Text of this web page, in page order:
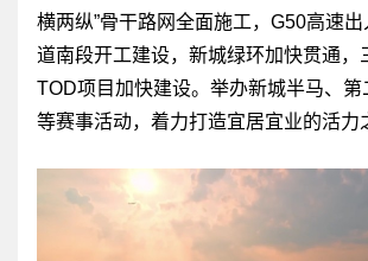
横两纵”骨干路网全面施工，G50高速
道南段开工建设，新城绿环加快贯通，
TOD项目加快建设。举办新城半马、
等赛事活动，着力打造宜居宜业的活力